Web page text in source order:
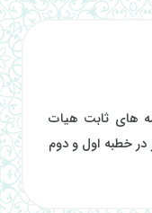
های ثابت هیات
خطبه اول و دوم